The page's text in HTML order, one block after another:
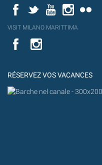
FacebookTwitterYouTube
YouT
VISIT MILANO MARITTIMA
Flick
VISIT
MILANO
YouTube
RÉSERVEZ VOS VACANCES